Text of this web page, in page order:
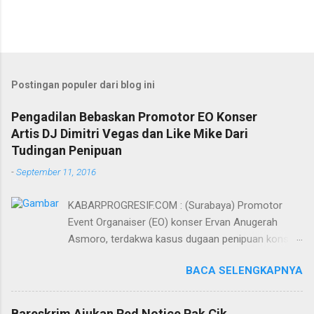
Postingan populer dari blog ini
Pengadilan Bebaskan Promotor EO Konser
Artis DJ Dimitri Vegas dan Like Mike Dari
Tudingan Penipuan
-September 11, 2016
KABARPROGRESIF.COM : (Surabaya) Promotor
Event Organaiser (EO) konser Ervan Anugerah
Asmoro, terdakwa kasus dugaan penipuan konser
dari tuntutan 1,5 tahun penjara yang diajukan Jaksa
Penuntut Umum (JPU) Darwis dari Kejari Surabaya.
Oleh majelis hakim yang diketuai Sigit Sutanto SH
BACA SELENGKAPNYA